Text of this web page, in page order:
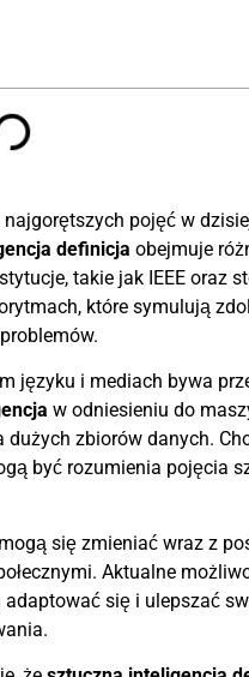
najgorętszych pojęć w
definicja obejmuje
takie jak IEEE oraz
które symulują
języku i mediach bywa
w odniesieniu do
zbiorów danych.
być rozumienia pojęcia
się zmieniać wraz z
Aktualne
się i ulepszać